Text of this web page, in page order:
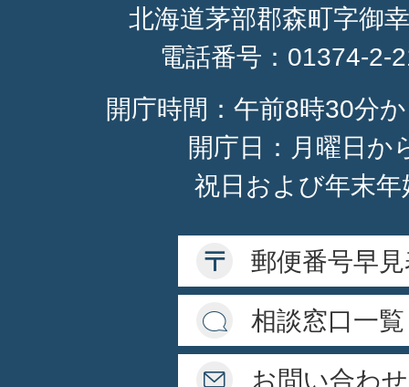
北海道茅部郡森町字御
電話番号： 01374-2-
開庁時間：午前8時30分
開庁日：月曜日か
祝日および年末
郵便番号早
相談窓口一覧
お問い合わせ